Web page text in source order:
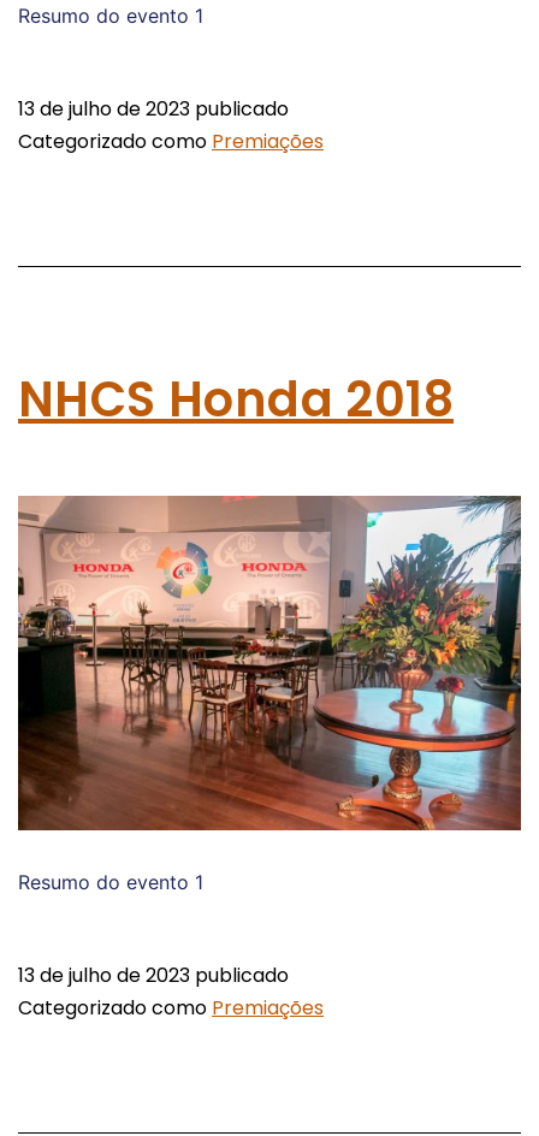
Resumo do evento 1
13 de julho de 2023 publicado
Categorizado como Premiações
NHCS Honda 2018
Resumo do evento 1
13 de julho de 2023 publicado
Categorizado como Premiações